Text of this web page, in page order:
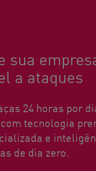
sua
a ataques
24 horas por
tecnologia
e
de dia zero.